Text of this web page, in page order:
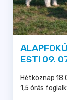
ESTI 09.
Hétköznap
1,5 órás